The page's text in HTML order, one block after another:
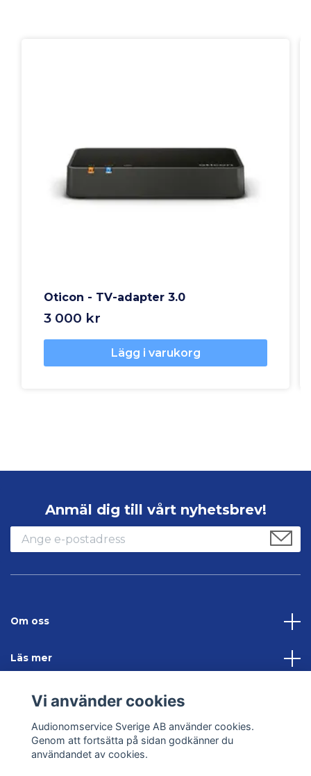
Oticon - TV-adapter 3.0
3 000 kr
Lägg i varukorg
Anmäl dig till vårt nyhetsbrev!
Om oss
Läs mer
Sociala medier
Kontakta oss
Vi använder cookies
Audionomservice Sverige AB använder cookies.
Genom att fortsätta på sidan godkänner du
användandet av cookies.